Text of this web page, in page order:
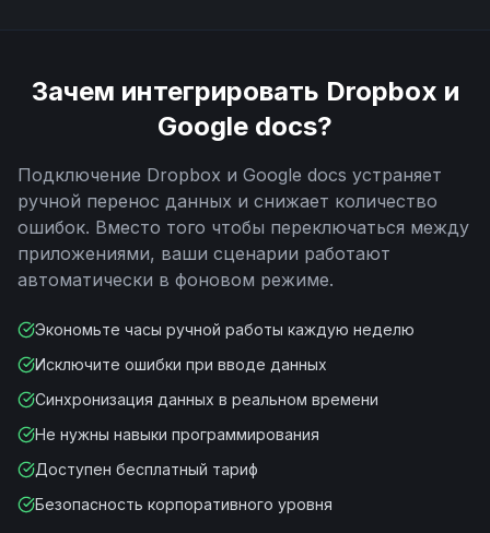
Зачем интегрировать Dropbox и
Google docs?
Подключение Dropbox и Google docs устраняет
ручной перенос данных и снижает количество
ошибок. Вместо того чтобы переключаться между
приложениями, ваши сценарии работают
автоматически в фоновом режиме.
Экономьте часы ручной работы каждую неделю
Исключите ошибки при вводе данных
Синхронизация данных в реальном времени
Не нужны навыки программирования
Доступен бесплатный тариф
Безопасность корпоративного уровня